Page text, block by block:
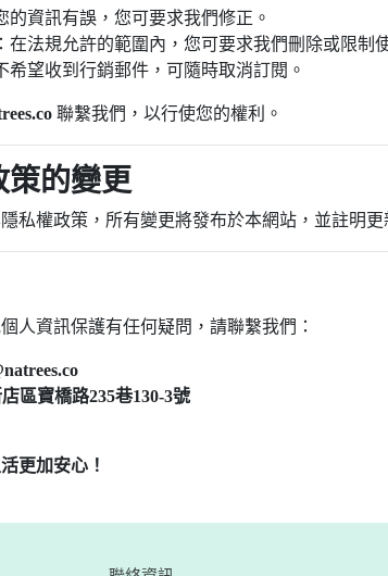
的資訊有誤，您可要求我們修正。
：在法規允許的範圍內，您可要求我們刪除或限制
希望收到行銷郵件，可隨時取消訂閱。
聯繫我們，以行使您的權利。
策的變更
私權政策，所有變更將發布於本網站，並註明
人資訊保護有任何疑問，請聯繫我們：
區寶橋路235巷130-3號
更加安心！